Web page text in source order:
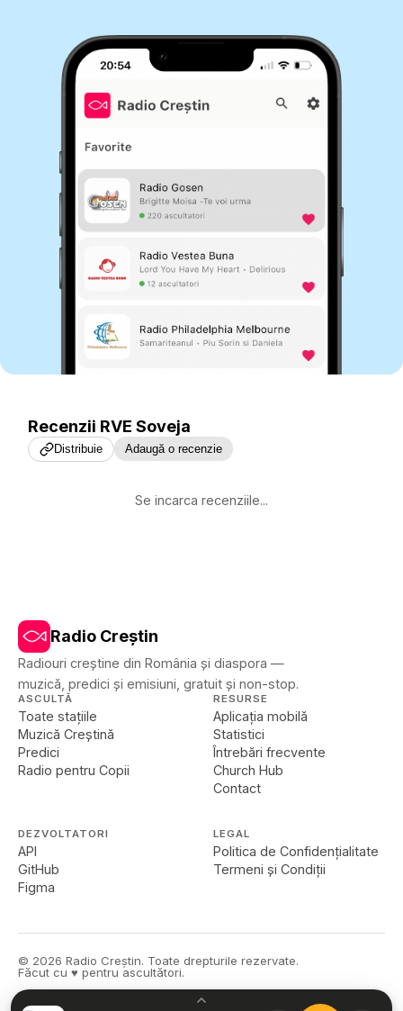
Recenzii RVE Soveja
Distribuie Adaugă o recenzie
Se incarca recenziile...
Radio Creștin
Radiouri creștine din România și diaspora —
muzică, predici și emisiuni, gratuit și non-stop.
ASCULTĂ
Toate stațiile
Muzică Creștină
Predici
Radio pentru Copii
RESURSE
Aplicația mobilă
Statistici
Întrebări frecvente
Church Hub
Contact
DEZVOLTATORI
API
GitHub
Figma
LEGAL
Politica de Confidențialitate
Termeni și Condiții
© 2026 Radio Creștin. Toate drepturile rezervate.
Făcut cu ♥ pentru ascultători.